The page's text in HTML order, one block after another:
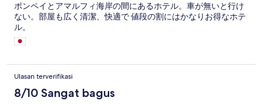
ポンペイとアマルフィ海岸の間にあるホテル。車が無いと行け
ない。部屋も広く清潔、快適で 値段の割にはかなりお得なホテ
ル。
Ulasan terverifikasi
8/10 Sangat bagus